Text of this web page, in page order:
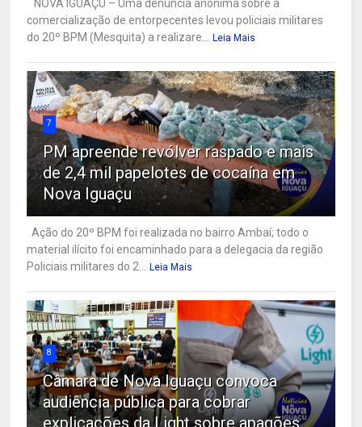
NOVA IGUAÇU – Uma denúncia anônima sobre a
comercialização de entorpecentes levou policiais militares
do 20º BPM (Mesquita) a realizare...
Leia Mais
7
PM apreende revólver raspado e mais
de 2,4 mil papelotes de cocaína em
Nova Iguaçu
Ação do 20º BPM foi realizada no bairro Ambaí; todo o
material ilícito foi encaminhado para a delegacia da região
Policiais militares do 2...
Leia Mais
8
Câmara de Nova Iguaçu convoca
audiência pública para cobrar
explicações da Light sobre apagões